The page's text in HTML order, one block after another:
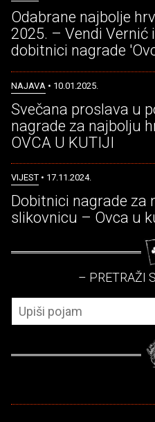
Odabrane najbolje
2025. – Vendi Vernić
dobitnici nagrade
NAJAVA • 10.01.2025.
Svečana proslava u
nagrade za najbolju
OVCA U KUTIJI
VIJEST • 17.11.2024.
Dobitnici nagrade za
slikovnicu – Ovca u
– PRETRAŽI